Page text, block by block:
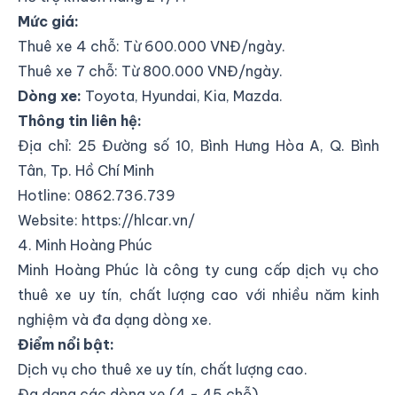
Mức giá:
Thuê xe 4 chỗ: Từ 600.000 VNĐ/ngày.
Thuê xe 7 chỗ: Từ 800.000 VNĐ/ngày.
Dòng xe: Toyota, Hyundai, Kia, Mazda.
Thông tin liên hệ:
Địa chỉ: 25 Đường số 10, Bình Hưng Hòa A, Q. Bình
Tân, Tp. Hồ Chí Minh
Hotline: 0862.736.739
Website: https://hlcar.vn/
4. Minh Hoàng Phúc
Minh Hoàng Phúc là công ty cung cấp dịch vụ cho
thuê xe uy tín, chất lượng cao với nhiều năm kinh
nghiệm và đa dạng dòng xe.
Điểm nổi bật:
Dịch vụ cho thuê xe uy tín, chất lượng cao.